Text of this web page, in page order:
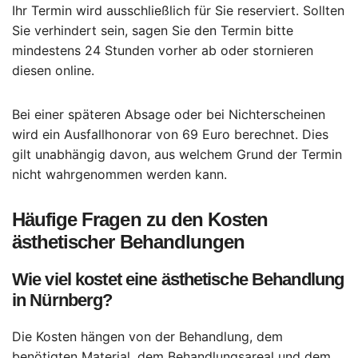
Ihr Termin wird ausschließlich für Sie reserviert. Sollten
Sie verhindert sein, sagen Sie den Termin bitte
mindestens 24 Stunden vorher ab oder stornieren
diesen online.
Bei einer späteren Absage oder bei Nichterscheinen
wird ein Ausfallhonorar von 69 Euro berechnet. Dies
gilt unabhängig davon, aus welchem Grund der Termin
nicht wahrgenommen werden kann.
Häufige Fragen zu den Kosten
ästhetischer Behandlungen
Wie viel kostet eine ästhetische Behandlung
in Nürnberg?
Die Kosten hängen von der Behandlung, dem